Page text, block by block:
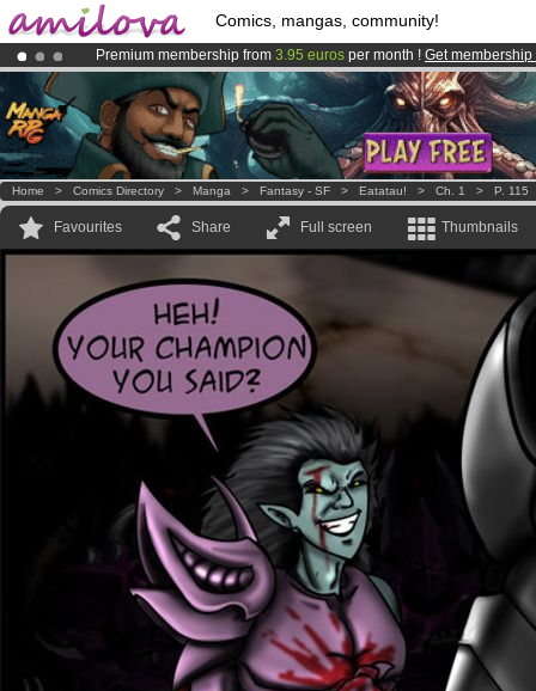
Comics, mangas, community!
Premium membership from 3.95 euros per month ! Get membership
AmilovaKickstarter is now LIVE!.
Already 100000membersand 1000 comics & mangas!.
Home > Comics Directory > Manga > Fantasy - SF > Eatatau! > Ch. 1 > P. 115
Favourites Share Full screen Thumbnails